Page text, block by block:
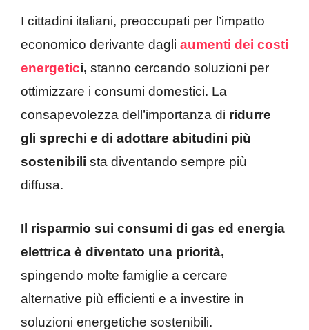
I cittadini italiani, preoccupati per l’impatto
economico derivante dagli aumenti dei costi
energetici, stanno cercando soluzioni per
ottimizzare i consumi domestici. La
consapevolezza dell’importanza di ridurre
gli sprechi e di adottare abitudini più
sostenibili sta diventando sempre più
diffusa.
Il risparmio sui consumi di gas ed energia
elettrica è diventato una priorità,
spingendo molte famiglie a cercare
alternative più efficienti e a investire in
soluzioni energetiche sostenibili.